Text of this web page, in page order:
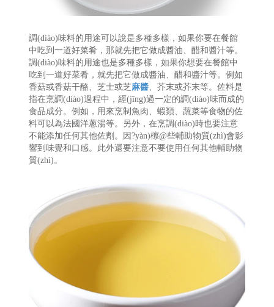
調(diào)味料的用途可以說是多種多樣，如果你要在餐館
中吃到一道好菜肴，那就先把它做成醬油、醋和醬汁等。
調(diào)味料的用途也是多種多樣，如果你想要在餐館中
吃到一道好菜肴，就先把它做成醬油、醋和醬汁等。例如
香菇或香菇干酪、芝士或芝麻醬 、芥末或芥末等。佐料是
指在烹調(diào)過程中，經(jīng)過一定的調(diào)味而成的
食品成分。例如，用來烹制魚肉、蝦類、蔬菜等食物的佐
料可以為法國洋蔥湯等。另外，在烹調(diào)時也要注意
不能添加任何其他佐劑。因?yàn)檫@些輔助物質(zhì)會影
響到味覺和口感。此外還要注意不要使用任何其他輔助物
質(zhì)。